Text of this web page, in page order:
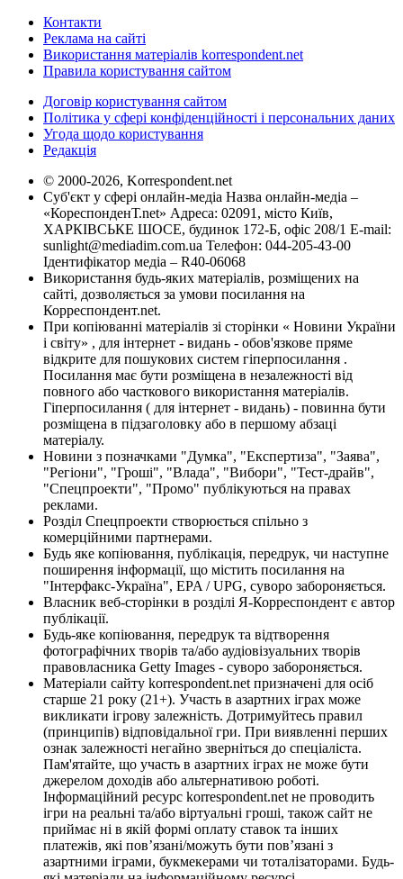
Контакти
Реклама на сайті
Використання матеріалів korrespondent.net
Правила користування сайтом
Договір користування сайтом
Політика у сфері конфіденційності і персональних даних
Угода щодо користування
Редакція
© 2000-2026, Korrespondent.net
Суб'єкт у сфері онлайн-медіа Назва онлайн-медіа –
«КореспонденТ.net» Адреса: 02091, місто Київ,
ХАРКІВСЬКЕ ШОСЕ, будинок 172-Б, офіс 208/1 E-mail:
sunlight@mediadim.com.ua Телефон: 044-205-43-00
Ідентифікатор медіа – R40-06068
Використання будь-яких матеріалів, розміщених на
сайті, дозволяється за умови посилання на
Корреспондент.net.
При копіюванні матеріалів зі сторінки « Новини України
і світу» , для інтернет - видань - обов'язкове пряме
відкрите для пошукових систем гіперпосилання .
Посилання має бути розміщена в незалежності від
повного або часткового використання матеріалів.
Гіперпосилання ( для інтернет - видань) - повинна бути
розміщена в підзаголовку або в першому абзаці
матеріалу.
Новини з позначками "Думка", "Експертиза", "Заява",
"Регіони", "Гроші", "Влада", "Вибори", "Тест-драйв",
"Спецпроекти", "Промо" публікуються на правах
реклами.
Розділ Спецпроекти створюється спільно з
комерційними партнерами.
Будь яке копіювання, публікація, передрук, чи наступне
поширення інформації, що містить посилання на
"Інтерфакс-Україна", EPA / UPG, суворо забороняється.
Власник веб-сторінки в розділі Я-Корреспондент є автор
публікації.
Будь-яке копіювання, передрук та відтворення
фотографічних творів та/або аудіовізуальних творів
правовласника Getty Images - суворо забороняється.
Матеріали сайту korrespondent.net призначені для осіб
старше 21 року (21+). Участь в азартних іграх може
викликати ігрову залежність. Дотримуйтесь правил
(принципів) відповідальної гри. При виявленні перших
ознак залежності негайно зверніться до спеціаліста.
Пам'ятайте, що участь в азартних іграх не може бути
джерелом доходів або альтернативою роботі.
Інформаційний ресурс korrespondent.net не проводить
ігри на реальні та/або віртуальні гроші, також сайт не
приймає ні в якій формі оплату ставок та інших
платежів, які пов’язані/можуть бути пов’язані з
азартними іграми, букмекерами чи тоталізаторами. Будь-